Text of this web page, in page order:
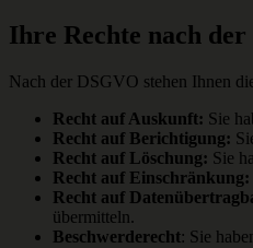
Ihre Rechte nach der
Nach der DSGVO stehen Ihnen
Recht auf Auskunft: Sie
Recht auf Berichtigung:
Recht auf Löschung: Sie
Recht auf Einschränkung:
Recht auf
übermitteln.
Beschwerderecht: Sie